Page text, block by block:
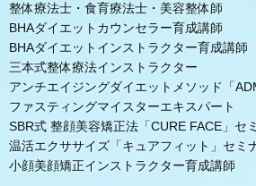
整体療法士・食育療法士・美容整体師
BHAダイエットカウンセラー育成講師
BHAダイエットインストラクター育成講師
三本式整体療法インストラクター
アンチエイジングダイエットメソッド「
ファスティングマイスターエキスパート
SBR式 整顔美容矯正法「CURE FACE」セ
温活エクササイズ「キュアフィット」セミ
小顔美顔矯正インストラクター育成講師